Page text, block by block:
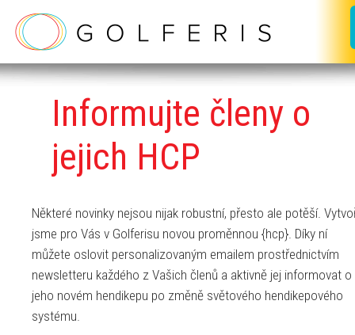
Informujte členy o
jejich HCP
Některé novinky nejsou nijak robustní, přesto ale potěší.
jsme pro Vás v Golferisu novou proměnnou {hcp}. Díky ní
můžete oslovit personalizovaným emailem prostřednictvím
newsletteru každého z Vašich členů a aktivně jej informovat o
jeho novém hendikepu po změně světového hendikepového
systému.